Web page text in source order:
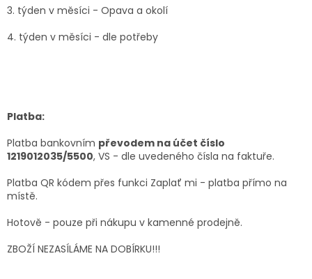
3. týden v měsíci - Opava a okolí
4. týden v měsíci - dle potřeby
Platba:
Platba bankovním převodem na účet číslo
1219012035/5500, VS - dle uvedeného čísla na faktuře.
Platba QR kódem přes funkci Zaplať mi - platba přímo na
místě.
Hotově - pouze při nákupu v kamenné prodejně.
ZBOŽÍ NEZASÍLÁME NA DOBÍRKU!!!